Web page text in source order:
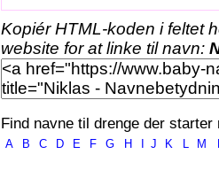
Kopiér HTML-koden i feltet
website for at linke til navn:
Find navne til drenge der starter
A B C D E F G H J K L M